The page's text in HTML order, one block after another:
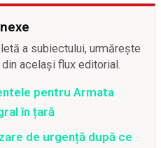
a subiectului, urmărește
același flux editorial.
pentru Armata
în țară
de urgență după ce